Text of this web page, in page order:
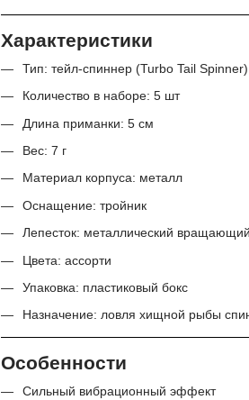
Характеристики
Тип: тейл-спиннер (Turbo Tail Spinner)
Количество в наборе: 5 шт
Длина приманки: 5 см
Вес: 7 г
Материал корпуса: металл
Оснащение: тройник
Лепесток: металлический
Цвета: ассорти
Упаковка: пластиковый бокс
Назначение: ловля хищной рыбы
Особенности
Сильный вибрационный эффект